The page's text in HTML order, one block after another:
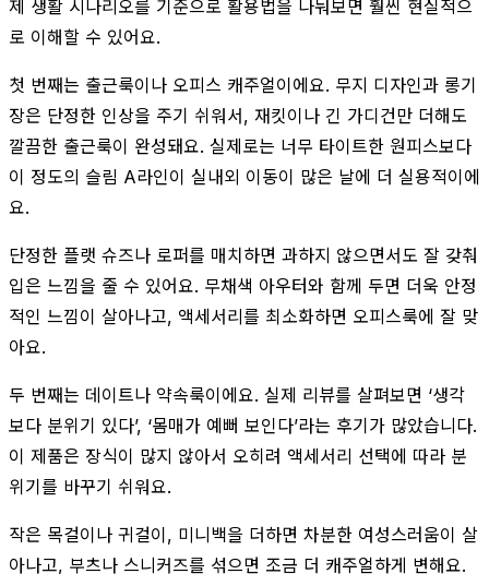
제 생활 시나리오를 기준으로 활용법을 나눠보면 훨씬 현실적으
로 이해할 수 있어요.
첫 번째는 출근룩이나 오피스 캐주얼이에요. 무지 디자인과 롱기
장은 단정한 인상을 주기 쉬워서, 재킷이나 긴 가디건만 더해도
깔끔한 출근룩이 완성돼요. 실제로는 너무 타이트한 원피스보다
이 정도의 슬림 A라인이 실내외 이동이 많은 날에 더 실용적이에
요.
단정한 플랫 슈즈나 로퍼를 매치하면 과하지 않으면서도 잘 갖춰
입은 느낌을 줄 수 있어요. 무채색 아우터와 함께 두면 더욱 안정
적인 느낌이 살아나고, 액세서리를 최소화하면 오피스룩에 잘 맞
아요.
두 번째는 데이트나 약속룩이에요. 실제 리뷰를 살펴보면 ‘생각
보다 분위기 있다’, ‘몸매가 예뻐 보인다’라는 후기가 많았습니다.
이 제품은 장식이 많지 않아서 오히려 액세서리 선택에 따라 분
위기를 바꾸기 쉬워요.
작은 목걸이나 귀걸이, 미니백을 더하면 차분한 여성스러움이 살
아나고, 부츠나 스니커즈를 섞으면 조금 더 캐주얼하게 변해요.